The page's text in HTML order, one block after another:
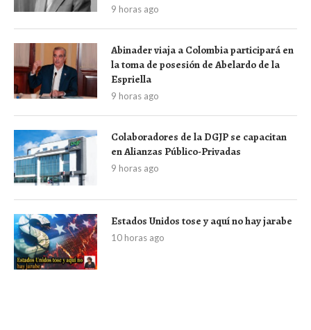
9 horas ago
Abinader viaja a Colombia participará en
la toma de posesión de Abelardo de la
Espriella
9 horas ago
Colaboradores de la DGJP se capacitan
en Alianzas Público-Privadas
9 horas ago
Estados Unidos tose y aquí no hay jarabe
10 horas ago